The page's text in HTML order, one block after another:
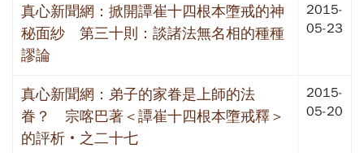
真心新聞網：掀開譚崔十四根本墮戒的神
秘面紗 第三十則：談諸法無名相的種種
謬論
2015-
05-23
真心新聞網：弟子的家眷是上師的法
眷？ 宗喀巴著＜譚崔十四根本墮戒釋＞
的評析‧之二十七
2015-
05-20